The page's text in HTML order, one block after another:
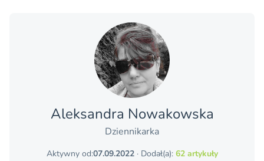
Aleksandra Nowakowska
Dziennikarka
Aktywny od:07.09.2022· Dodał(a): 62 artykuły